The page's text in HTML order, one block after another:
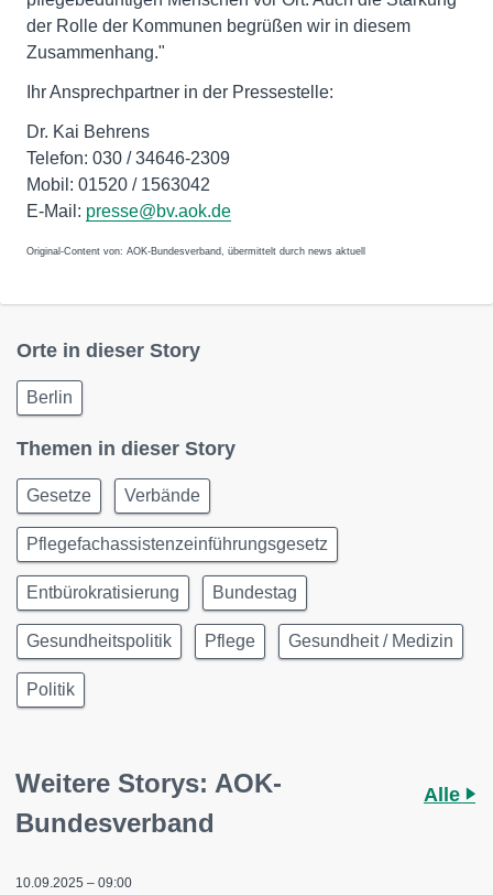
der Rolle der Kommunen begrüßen wir in diesem
Zusammenhang."
Ihr Ansprechpartner in der Pressestelle:
Dr. Kai Behrens
Telefon: 030 / 34646-2309
Mobil: 01520 / 1563042
E-Mail: presse@bv.aok.de
Original-Content von: AOK-Bundesverband, übermittelt durch news aktuell
Orte in dieser Story
Berlin
Themen in dieser Story
Gesetze Verbände
Pflegefachassistenzeinführungsgesetz
Entbürokratisierung Bundestag
Gesundheitspolitik Pflege Gesundheit / Medizin
Politik
Weitere Storys: AOK-
Bundesverband
Alle
10.09.2025 – 09:00